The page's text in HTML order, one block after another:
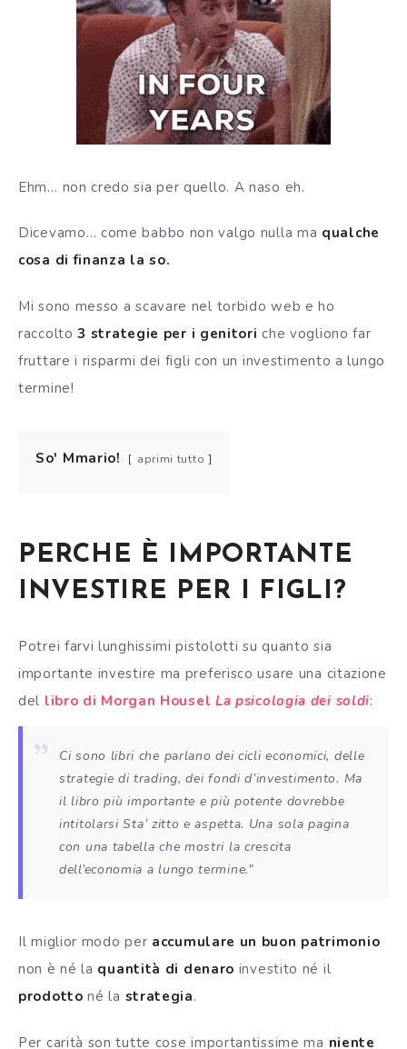
Ehm… non credo sia per quello. A naso eh.
Dicevamo… come babbo non valgo nulla ma qualche
cosa di finanza la so.
Mi sono messo a scavare nel torbido web e ho
raccolto3 strategie per i genitori che vogliono far
fruttare i risparmi dei figli con un investimento a lungo
termine!
So' Mmario! aprimi tutto
PERCHE È IMPORTANTE
INVESTIRE PER I FIGLI?
Potrei farvi lunghissimi pistolotti su quanto sia
importante investire ma preferisco usare una citazione
del libro di Morgan Housel La psicologia dei soldi:
Ci sono libri che parlano dei cicli economici, delle
strategie di trading, dei fondi d’investimento. Ma
il libro più importante e più potente dovrebbe
intitolarsi Sta’ zitto e aspetta. Una sola pagina
con una tabella che mostri la crescita
dell’economia a lungo termine.”
Il miglior modo per accumulare un buon patrimonio
non è né la quantità di denaro investito né il
prodotto né la strategia.
Per carità son tutte cose importantissime ma niente